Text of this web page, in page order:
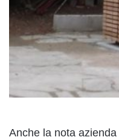
Anche la nota azienda